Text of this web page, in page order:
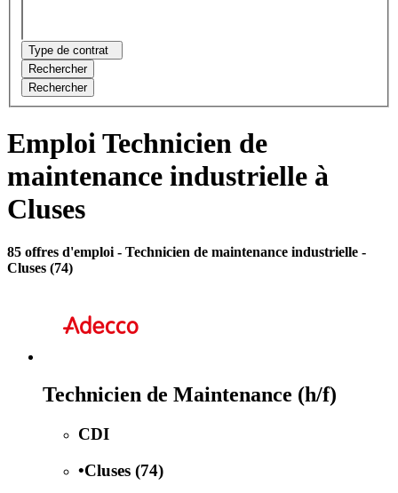
Type de contrat
Rechercher
Rechercher
Emploi Technicien de
maintenance industrielle à
Cluses
85 offres d'emploi - Technicien de maintenance industrielle -
Cluses (74)
Technicien de Maintenance (h/f)
CDI
•Cluses (74)